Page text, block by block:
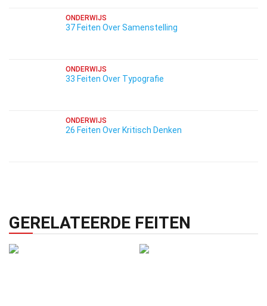
ONDERWIJS
37 Feiten Over Samenstelling
ONDERWIJS
33 Feiten Over Typografie
ONDERWIJS
26 Feiten Over Kritisch Denken
GERELATEERDE FEITEN